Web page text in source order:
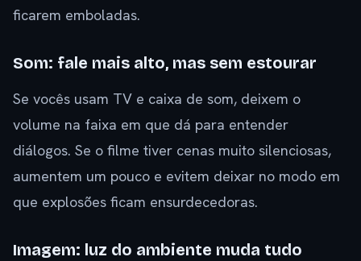
ficarem emboladas.
Som: fale mais alto, mas sem estourar
Se vocês usam TV e caixa de som, deixem o
volume na faixa em que dá para entender
diálogos. Se o filme tiver cenas muito silenciosas,
aumentem um pouco e evitem deixar no modo em
que explosões ficam ensurdecedoras.
Imagem: luz do ambiente muda tudo